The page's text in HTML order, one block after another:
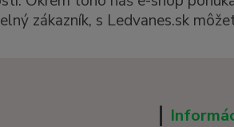
zákazník, s Ledvanes.sk